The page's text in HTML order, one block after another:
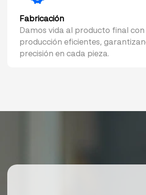
Fabricación
Damos vida al producto final
producción eficientes,
precisión en cada pieza.